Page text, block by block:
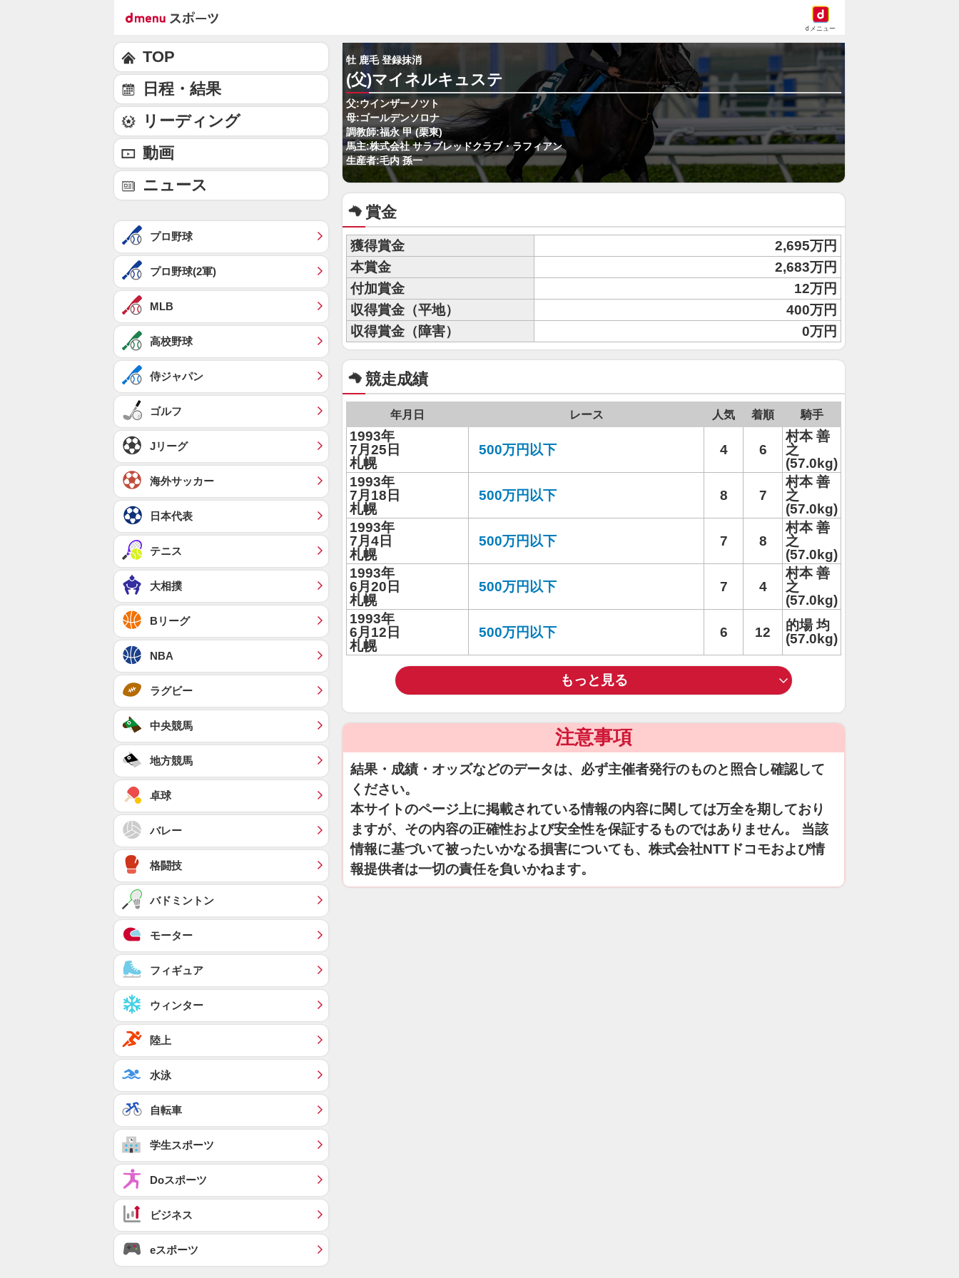
dメニュー
牡 鹿毛 登録抹消
(父)マイネルキュステ
父:ウインザーノツト
母:ゴールデンソロナ
調教師:福永 甲 (栗東)
馬主:株式会社 サラブレッドクラブ・ラフィアン
生産者:毛内 孫一
賞金
獲得賞金
2,695万円
本賞金
2,683万円
付加賞金
12万円
収得賞金（平地）
400万円
収得賞金（障害）
0万円
競走成績
年月日 レース 人気 着順 騎手
1993年
7月25日
札幌
500万円以下 4 6
村本 善
之
(57.0kg)
1993年
7月18日
札幌
500万円以下 8 7
村本 善
之
(57.0kg)
1993年
7月4日
札幌
500万円以下 7 8
村本 善
之
(57.0kg)
1993年
6月20日
札幌
500万円以下 7 4
村本 善
之
(57.0kg)
1993年
6月12日
札幌
500万円以下 6 12
的場 均
(57.0kg)
もっと見る
注意事項
結果・成績・オッズなどのデータは、必ず主催者発行のものと照合し確認して
ください。
本サイトのページ上に掲載されている情報の内容に関しては万全を期しており
ますが、その内容の正確性および安全性を保証するものではありません。 当該
情報に基づいて被ったいかなる損害についても、株式会社NTTドコモおよび情
報提供者は一切の責任を負いかねます。
TOP
日程・結果
リーディング
動画
ニュース
プロ野球
プロ野球(2軍)
MLB
高校野球
侍ジャパン
ゴルフ
Jリーグ
海外サッカー
日本代表
テニス
大相撲
Bリーグ
NBA
ラグビー
中央競馬
地方競馬
卓球
バレー
格闘技
バドミントン
モーター
フィギュア
ウィンター
陸上
水泳
自転車
学生スポーツ
Doスポーツ
ビジネス
eスポーツ